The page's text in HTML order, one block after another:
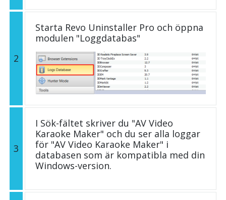
2
Starta Revo Uninstaller Pro och öppna
modulen "Loggdatabas"
3
I Sök-fältet skriver du "AV Video
Karaoke Maker" och du ser alla loggar
för "AV Video Karaoke Maker" i
databasen som är kompatibla med din
Windows-version.